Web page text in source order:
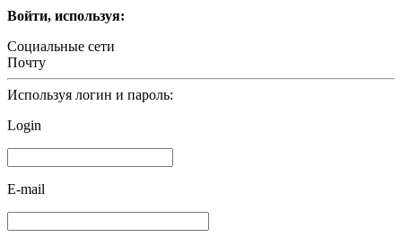
Войти, используя:
Социальные сети
Почту
Используя логин и пароль:
Login
E-mail